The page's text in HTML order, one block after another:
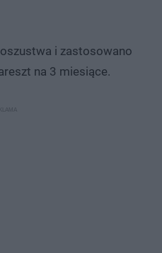
oszustwa i zastosowano
na 3 miesiące.